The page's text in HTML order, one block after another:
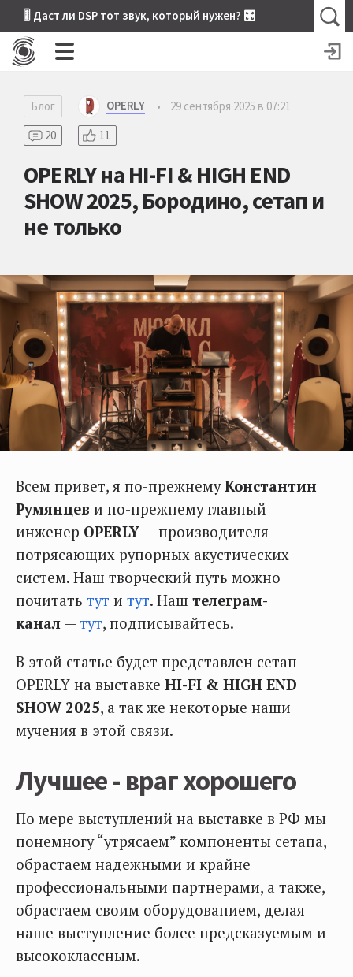
🎚 Даст ли DSP тот звук, который нужен? 🎛
Блог OPERLY •
29 сентября 2025 в 07:21
20
11
OPERLY на HI-FI & HIGH END
SHOW 2025, Бородино, сетап и
не только
Всем привет, я по-прежнемуКонстантин
Румянцев и по-прежнему главный
инженер OPERLY — производителя
потрясающих рупорных акустических
систем. Наш творческий путь можно
почитать тут и тут. Наш телеграм-
канал — тут, подписывайтесь.
В этой статье будет представлен сетап
OPERLY на выставке HI-FI & HIGH END
SHOW 2025, а так же некоторые наши
мучения в этой связи.
Лучшее - враг хорошего
По мере выступлений на выставке в РФ мы
понемногу “утрясаем” компоненты сетапа,
обрастаем надежными и крайне
профессиональными партнерами, а также,
обрастаем своим оборудованием, делая
наше выступление более предсказуемым и
высококлассным.